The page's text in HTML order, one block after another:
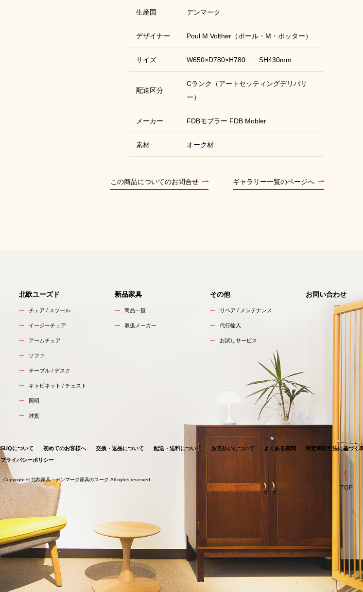
生産国 デンマーク
デザイナー Poul M Volther（ポール・M・ポッター）
サイズ W650×D780×H780 SH430mm
配送区分
Cランク（アートセッティングデリバリ
ー）
メーカー FDBモブラー FDB Mobler
素材 オーク材
この商品についてのお問合せ ギャラリー一覧のページへ
北欧ユーズド
チェア / スツール
イージーチェア
アームチェア
ソファ
テーブル / デスク
キャビネット / チェスト
照明
雑貨
新品家具
商品一覧
取扱メーカー
その他
リペア / メンテナンス
代行輸入
お試しサービス
お問い合わせ
SUQについて 初めてのお客様へ 交換・返品について 配送・送料について お支払いについて よくある質問
特定商取引法に基づく
プライバシーポリシー
Copyright ©北欧家具・デンマーク家具のスーク All rights reserved.